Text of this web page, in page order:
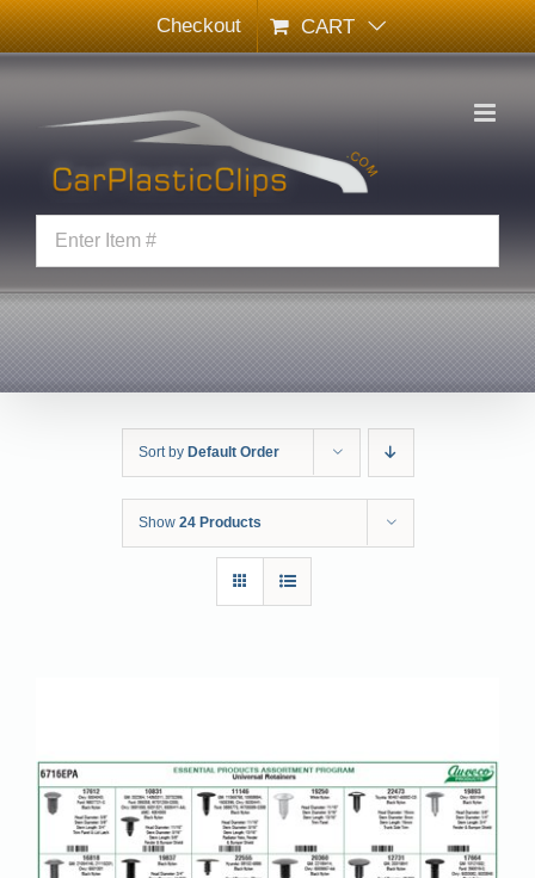
Skip
to
content
Checkout CART
Sort by Default Order
Show 24 Products